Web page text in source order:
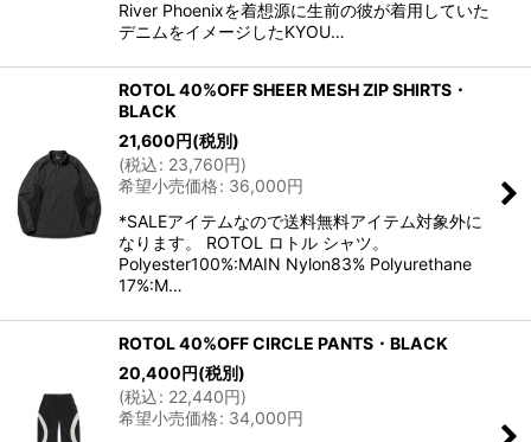
River Phoenixを着想源に生前の彼が着用していた
デニムをイメージしたKYOU…
ROTOL 40%OFF SHEER MESH ZIP SHIRTS・
BLACK
21,600 円(税別)
(税込: 23,760円)
希望小売価格: 36,000円
*SALEアイテムなので送料無料アイテム対象外に
なります。 ROTOL ロトル シャツ。
Polyester100%:MAIN Nylon83% Polyurethane
17%:M…
ROTOL 40%OFF CIRCLE PANTS・BLACK
20,400 円(税別)
(税込: 22,440円)
希望小売価格: 34,000円